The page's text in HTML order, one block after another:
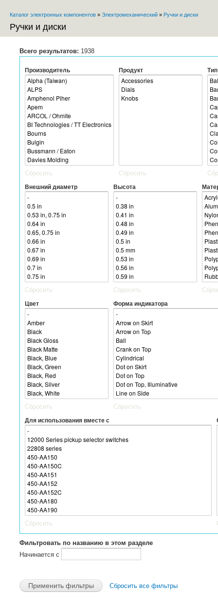
Вы здесь
Каталог электронных компонентов » Электромеханический » Ручки и диски
Ручки и диски
Всего результатов: 1938
Производитель
Сбросить
Продукт
Сбросить
Тип
Внешний диаметр
Сбросить
Высота
Сбросить
Цвет
Сбросить
Форма индикатора
Сбросить
Для использования вместе с
Сбросить
Фильтровать по названию в этом разделе
Начинается с
Сбросить все фильтры